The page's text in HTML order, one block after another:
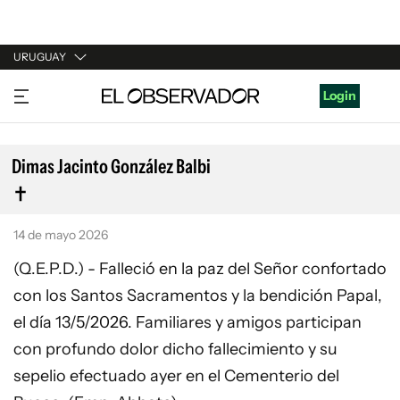
URUGUAY
URUGUAY
ARGENTINA
ESPAÑA
ESTADOS UNIDOS
Login
Dimas Jacinto González Balbi
14 de mayo 2026
(Q.E.P.D.) - Falleció en la paz del Señor confortado
con los Santos Sacramentos y la bendición Papal,
el día 13/5/2026. Familiares y amigos participan
con profundo dolor dicho fallecimiento y su
sepelio efectuado ayer en el Cementerio del